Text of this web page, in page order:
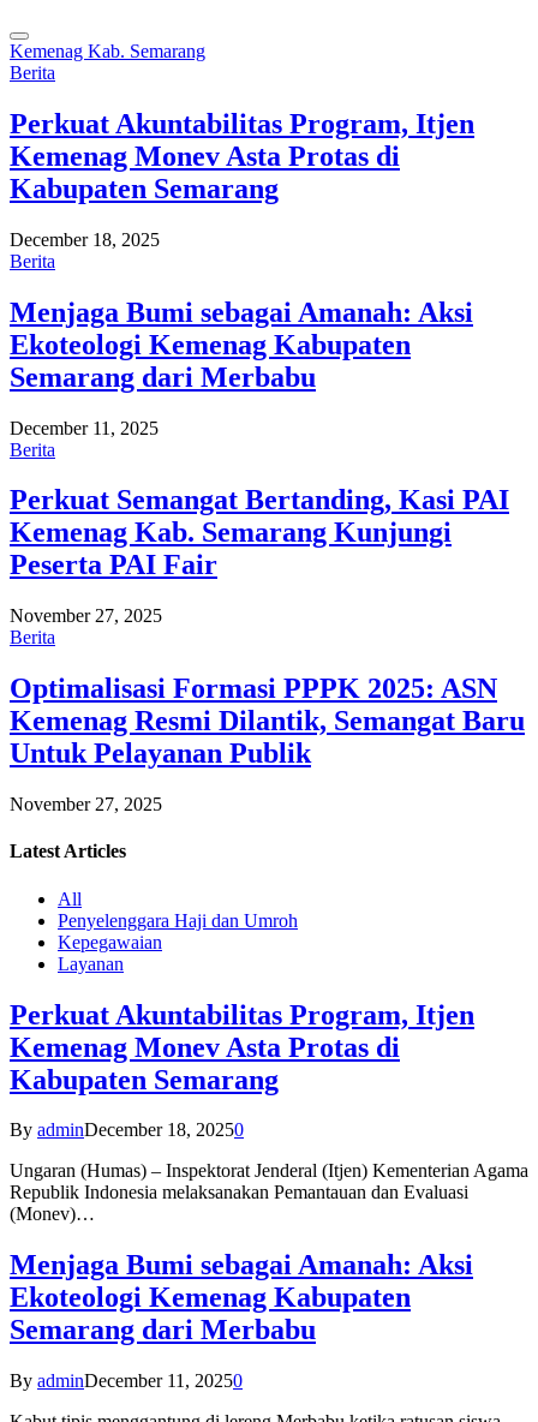
Kemenag Kab. Semarang
Berita
Perkuat Akuntabilitas Program, Itjen
Kemenag Monev Asta Protas di
Kabupaten Semarang
December 18, 2025
Berita
Menjaga Bumi sebagai Amanah: Aksi
Ekoteologi Kemenag Kabupaten
Semarang dari Merbabu
December 11, 2025
Berita
Perkuat Semangat Bertanding, Kasi PAI
Kemenag Kab. Semarang Kunjungi
Peserta PAI Fair
November 27, 2025
Berita
Optimalisasi Formasi PPPK 2025: ASN
Kemenag Resmi Dilantik, Semangat Baru
Untuk Pelayanan Publik
November 27, 2025
Latest Articles
All
Penyelenggara Haji dan Umroh
Kepegawaian
Layanan
Perkuat Akuntabilitas Program, Itjen
Kemenag Monev Asta Protas di
Kabupaten Semarang
By adminDecember 18, 20250
Ungaran (Humas) – Inspektorat Jenderal (Itjen) Kementerian Agama
Republik Indonesia melaksanakan Pemantauan dan Evaluasi
(Monev)…
Menjaga Bumi sebagai Amanah: Aksi
Ekoteologi Kemenag Kabupaten
Semarang dari Merbabu
By adminDecember 11, 20250